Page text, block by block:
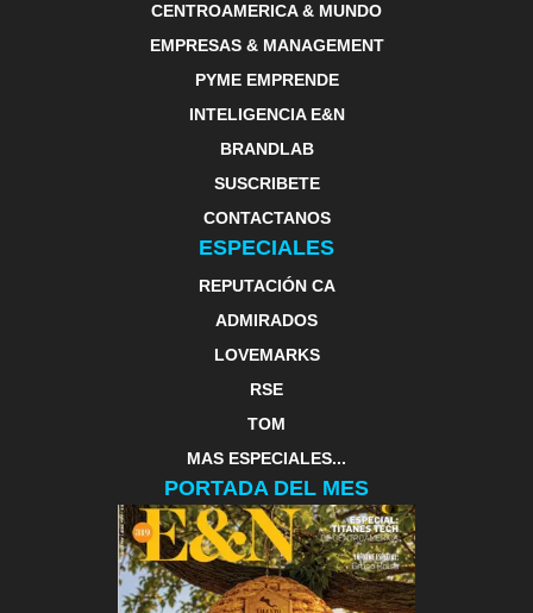
CENTROAMERICA & MUNDO
EMPRESAS & MANAGEMENT
PYME EMPRENDE
INTELIGENCIA E&N
BRANDLAB
SUSCRIBETE
CONTACTANOS
ESPECIALES
REPUTACIÓN CA
ADMIRADOS
LOVEMARKS
RSE
TOM
MAS ESPECIALES...
PORTADA DEL MES